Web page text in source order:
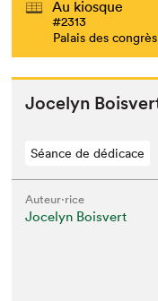
Au kiosque
#2313
Palais des
Joce­lyn
Séance de dédicace
Auteur·rice
Jocelyn Boisvert